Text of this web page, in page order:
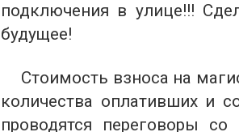
подключения в улице!!!
будущее!
Стоимость взноса на
количества оплативших и
проводятся переговоры